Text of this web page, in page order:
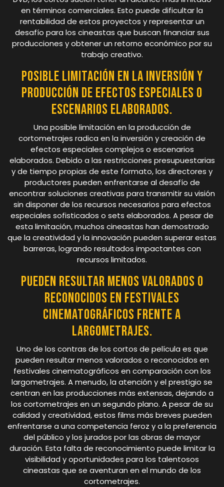
en términos comerciales. Esto puede dificultar la
rentabilidad de estos proyectos y representar un
desafío para los cineastas que buscan financiar sus
producciones y obtener un retorno económico por su
trabajo creativo.
Posible limitación en la inversión y
producción de efectos especiales o
escenarios elaborados.
Una posible limitación en la producción de
cortometrajes radica en la inversión y creación de
efectos especiales complejos o escenarios
elaborados. Debido a las restricciones presupuestarias
y de tiempo propias de este formato, los directores y
productores pueden enfrentarse al desafío de
encontrar soluciones creativas para transmitir su visión
sin disponer de los recursos necesarios para efectos
especiales sofisticados o sets elaborados. A pesar de
esta limitación, muchos cineastas han demostrado
que la creatividad y la innovación pueden superar estas
barreras, logrando resultados impactantes con
recursos limitados.
Pueden resultar menos valorados o
reconocidos en festivales
cinematográficos frente a
largometrajes.
Uno de los contras de los cortos de película es que
pueden resultar menos valorados o reconocidos en
festivales cinematográficos en comparación con los
largometrajes. A menudo, la atención y el prestigio se
centran en las producciones más extensas, dejando a
los cortometrajes en un segundo plano. A pesar de su
calidad y creatividad, estos films más breves pueden
enfrentarse a una competencia feroz y a la preferencia
del público y los jurados por las obras de mayor
duración. Esta falta de reconocimiento puede limitar la
visibilidad y oportunidades para los talentosos
cineastas que se aventuran en el mundo de los
cortometrajes.